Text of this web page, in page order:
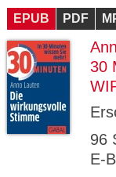
EPUB PDF
30
96
E-